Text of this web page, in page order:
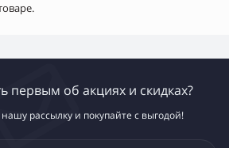
первым об акциях и скидках?
рассылку и покупайте с выгодой!